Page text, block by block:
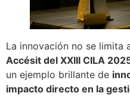
La innovación no se limita
Accésit del XXIII CILA
un ejemplo brillante de
impacto directo en la